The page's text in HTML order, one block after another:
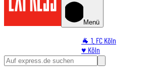
Menü
🐐 1. FC Köln
♥️ Köln
⭐ Promi